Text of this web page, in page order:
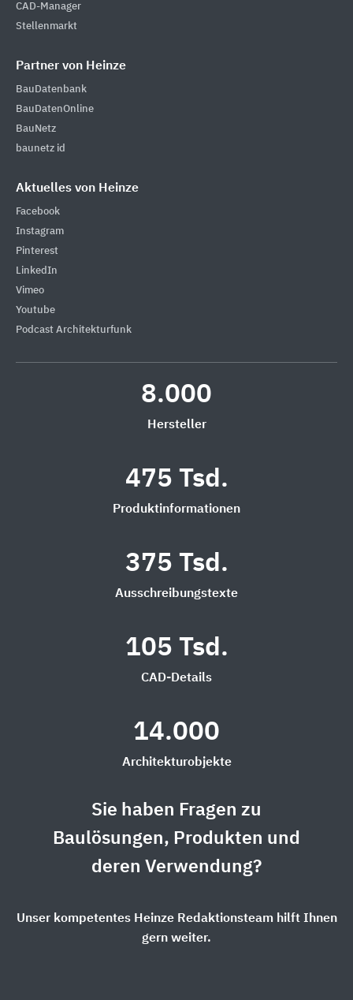
CAD-Manager
Stellenmarkt
Partner von Heinze
BauDatenbank
BauDatenOnline
BauNetz
baunetz id
Aktuelles von Heinze
Facebook
Instagram
Pinterest
LinkedIn
Vimeo
Youtube
Podcast Architekturfunk
8.000
Hersteller
475 Tsd.
Produktinformationen
375 Tsd.
Ausschreibungstexte
105 Tsd.
CAD-Details
14.000
Architekturobjekte
Sie haben Fragen zu
Baulösungen, Produkten und
deren Verwendung?
Unser kompetentes Heinze Redaktionsteam hilft Ihnen
gern weiter.